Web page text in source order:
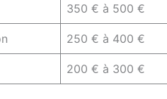
350 € à 500 €
250 € à 400 €
200 € à 300 €